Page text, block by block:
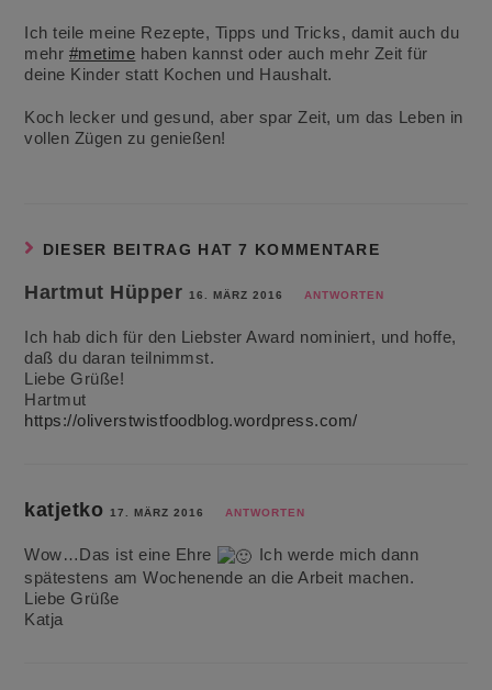
Ich teile meine Rezepte, Tipps und Tricks, damit auch du
mehr #metime haben kannst oder auch mehr Zeit für
deine Kinder statt Kochen und Haushalt.
Koch lecker und gesund, aber spar Zeit, um das Leben in
vollen Zügen zu genießen!
DIESER BEITRAG HAT 7 KOMMENTARE
Hartmut Hüpper 16. MÄRZ 2016 ANTWORTEN
Ich hab dich für den Liebster Award nominiert, und hoffe,
daß du daran teilnimmst.
Liebe Grüße!
Hartmut
https://oliverstwistfoodblog.wordpress.com/
katjetko 17. MÄRZ 2016 ANTWORTEN
Wow…Das ist eine Ehre
Ich werde mich dann
spätestens am Wochenende an die Arbeit machen.
Liebe Grüße
Katja